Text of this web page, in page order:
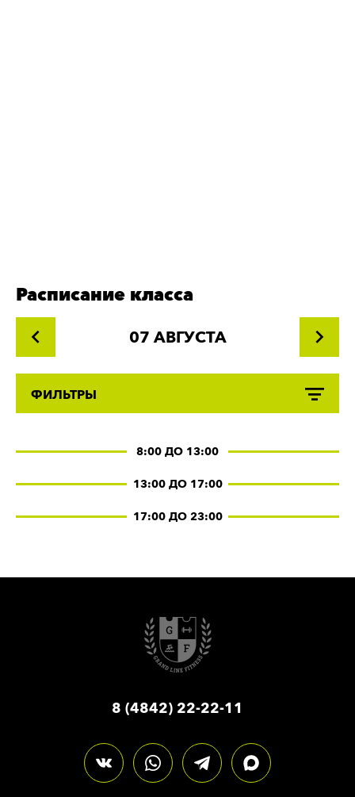
Расписание класса
07 АВГУСТА
ФИЛЬТРЫ
8:00 ДО 13:00
13:00 ДО 17:00
17:00 ДО 23:00
8 (4842) 22-22-11